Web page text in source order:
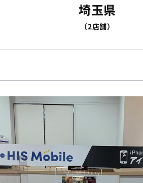
埼玉県
（2店舗）